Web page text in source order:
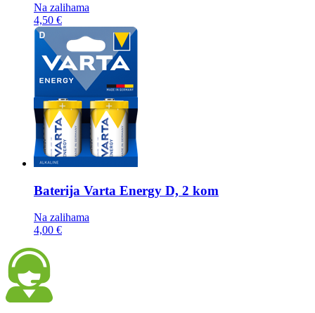
Na zalihama
4,50 €
Baterija Varta Energy D, 2 kom
Na zalihama
4,00 €